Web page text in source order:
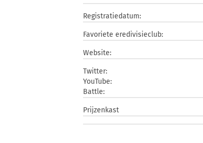
Registratiedatum:
Favoriete eredivisieclub:
Website:
Twitter:
YouTube:
Battle:
Prijzenkast